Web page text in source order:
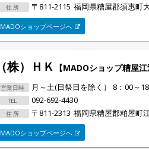
〒811-2115 福岡県糟屋郡須惠町
MADOショップページへ
（株）ＨＫ 【MADOショップ糟屋江
月～土(日祭日を除く） 8：00～
092-692-4430
〒811-2313 福岡県糟屋郡粕屋町
MADOショップページへ